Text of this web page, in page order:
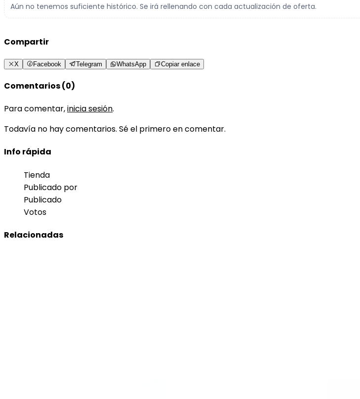
Aún no tenemos suficiente histórico. Se irá rellenando con cada actualización de oferta.
Compartir
X Facebook Telegram WhatsApp Copiar enlace
Comentarios (0)
Para comentar,inicia sesión.
Todavía no hay comentarios. Sé el primero en comentar.
Info rápida
Tienda
Publicado por
Publicado
Votos
Relacionadas